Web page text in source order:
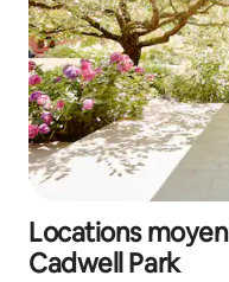
Locations
Cadwell Park